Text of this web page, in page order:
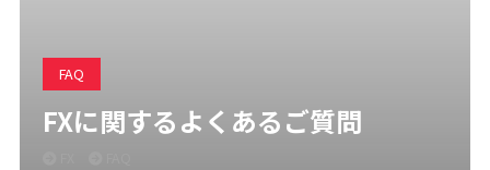
FAQ
FXに関するよくあるご質問